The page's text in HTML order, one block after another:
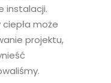
instalacji.
może
projektu,